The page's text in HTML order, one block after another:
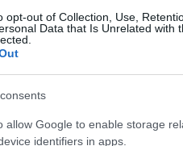
opt-out of Collection, Use,
Data that Is Unrelated with
allow Google to enable storage
identifiers in apps.
κι άλλες σημαντικές
ο Τρελόβσκι),
όμως δεν